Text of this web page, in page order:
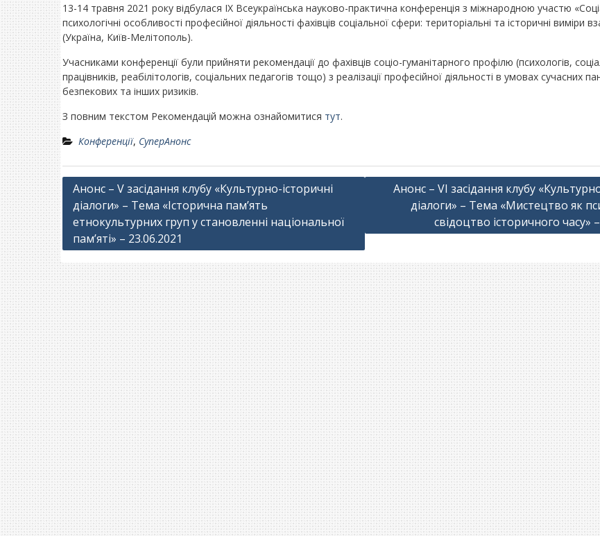
13-14 травня 2021 року відбулася ІX Всеукраїнська науково-практична конференція з міжнародною участю
психологічні особливості професійної діяльності фахівців соціальної сфери: територіальні та історичні виміри
(Україна, Київ-Мелітополь).
Учасниками конференції були прийняти рекомендації до фахівців соціо-гуманітарного профілю (психологів,
працівників, реабілітологів, соціальних педагогів тощо) з реалізації професійної діяльності в умовах сучасних
безпекових та інших ризиків.
З повним текстом Рекомендацій можна ознайомитися тут.
Конференції, СуперАнонс
Навігація
записів
Анонс – V засідання клубу «Культурно-історичні
діалоги» – Тема «Історична пам’ять
етнокультурних груп у становленні національної
пам’яті» – 23.06.2021
Анонс – VI засідання клубу
діалоги» – Тема «Мистецтво як
свідоцтво історичного часу»